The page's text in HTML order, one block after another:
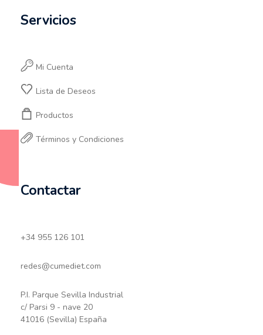
Servicios
Mi Cuenta
Lista de Deseos
Productos
Términos y Condiciones
Contactar
+34 955 126 101
redes@cumediet.com
P.I. Parque Sevilla Industrial
c/ Parsi 9 - nave 20
41016 (Sevilla) España